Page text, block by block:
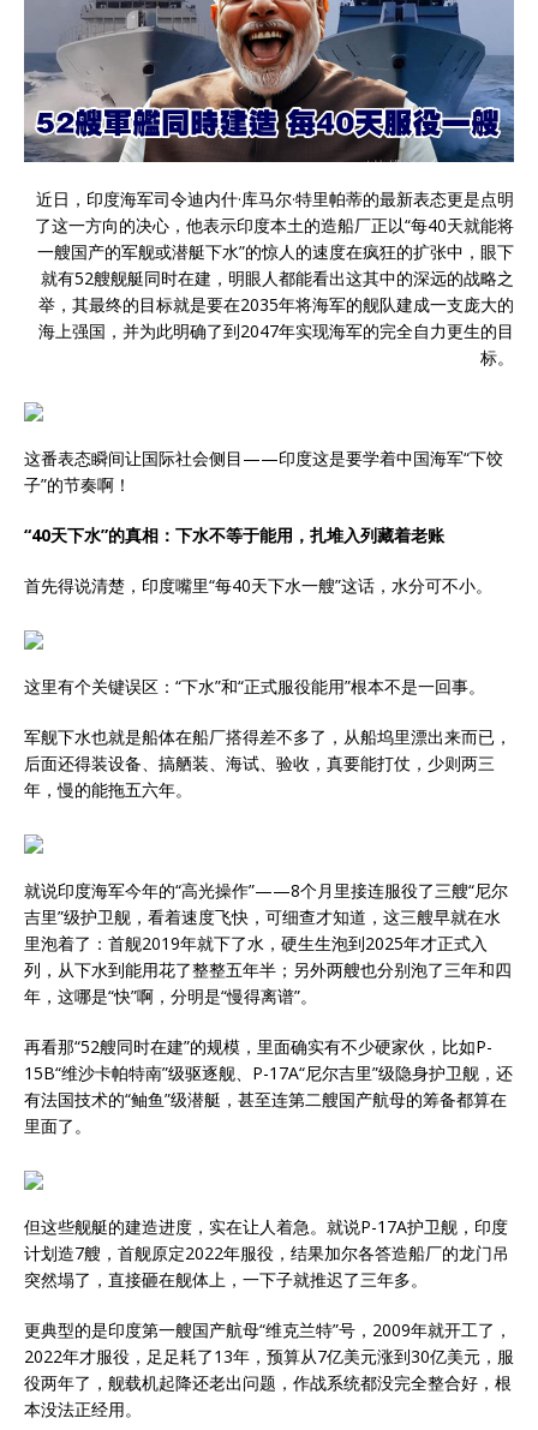
近日，印度海军司令迪内什·库马尔·特里帕蒂的最新表态更是点明
了这一方向的决心，他表示印度本土的造船厂正以“每40天就能将
一艘国产的军舰或潜艇下水”的惊人的速度在疯狂的扩张中，眼下
就有52艘舰艇同时在建，明眼人都能看出这其中的深远的战略之
举，其最终的目标就是要在2035年将海军的舰队建成一支庞大的
海上强国，并为此明确了到2047年实现海军的完全自力更生的目
标。
这番表态瞬间让国际社会侧目——印度这是要学着中国海军“下饺
子”的节奏啊！
“40天下水”的真相：下水不等于能用，扎堆入列藏着老账
首先得说清楚，印度嘴里“每40天下水一艘”这话，水分可不小。
这里有个关键误区：“下水”和“正式服役能用”根本不是一回事。
军舰下水也就是船体在船厂搭得差不多了，从船坞里漂出来而已，
后面还得装设备、搞舾装、海试、验收，真要能打仗，少则两三
年，慢的能拖五六年。
就说印度海军今年的“高光操作”——8个月里接连服役了三艘“尼尔
吉里”级护卫舰，看着速度飞快，可细查才知道，这三艘早就在水
里泡着了：首舰2019年就下了水，硬生生泡到2025年才正式入
列，从下水到能用花了整整五年半；另外两艘也分别泡了三年和四
年，这哪是“快”啊，分明是“慢得离谱”。
再看那“52艘同时在建”的规模，里面确实有不少硬家伙，比如P-
15B“维沙卡帕特南”级驱逐舰、P-17A“尼尔吉里”级隐身护卫舰，还
有法国技术的“鲉鱼”级潜艇，甚至连第二艘国产航母的筹备都算在
里面了。
但这些舰艇的建造进度，实在让人着急。就说P-17A护卫舰，印度
计划造7艘，首舰原定2022年服役，结果加尔各答造船厂的龙门吊
突然塌了，直接砸在舰体上，一下子就推迟了三年多。
更典型的是印度第一艘国产航母“维克兰特”号，2009年就开工了，
2022年才服役，足足耗了13年，预算从7亿美元涨到30亿美元，服
役两年了，舰载机起降还老出问题，作战系统都没完全整合好，根
本没法正经用。